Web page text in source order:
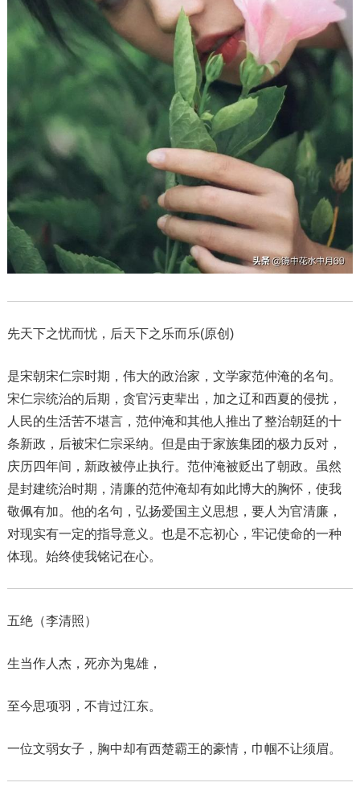
先天下之忧而忧，后天下之乐而乐(原创)
是宋朝宋仁宗时期，伟大的政治家，文学家范仲淹的名句。
宋仁宗统治的后期，贪官污吏辈出，加之辽和西夏的侵扰，
人民的生活苦不堪言，范仲淹和其他人推出了整治朝廷的十
条新政，后被宋仁宗采纳。但是由于家族集团的极力反对，
庆历四年间，新政被停止执行。范仲淹被贬出了朝政。虽然
是封建统治时期，清廉的范仲淹却有如此博大的胸怀，使我
敬佩有加。他的名句，弘扬爱国主义思想，要人为官清廉，
对现实有一定的指导意义。也是不忘初心，牢记使命的一种
体现。始终使我铭记在心。
五绝（李清照）
生当作人杰，死亦为鬼雄，
至今思项羽，不肯过江东。
一位文弱女子，胸中却有西楚霸王的豪情，巾帼不让须眉。